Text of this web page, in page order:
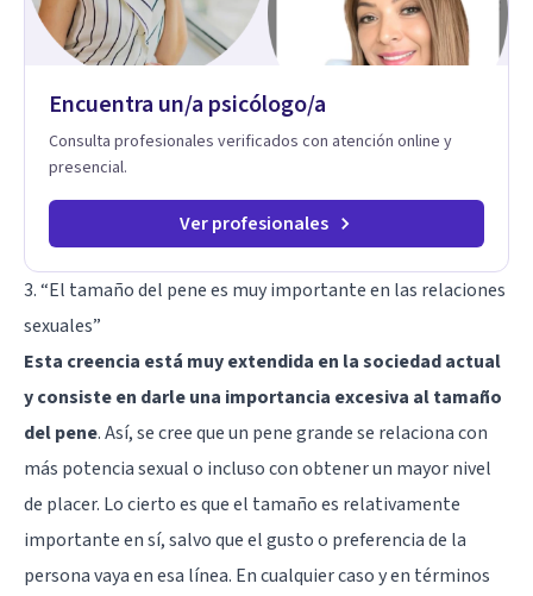
Encuentra un/a psicólogo/a
Consulta profesionales verificados con atención online y
presencial.
Ver profesionales
3. “El tamaño del pene es muy importante en las relaciones
sexuales”
Esta creencia está muy extendida en la sociedad actual
y consiste en darle una importancia excesiva al tamaño
del pene. Así, se cree queun pene grandese relaciona con
más potencia sexual o incluso con obtener un mayor nivel
de placer. Lo cierto es que el tamaño es relativamente
importante en sí, salvo que el gusto o preferencia de la
persona vaya en esa línea. En cualquier caso y en términos